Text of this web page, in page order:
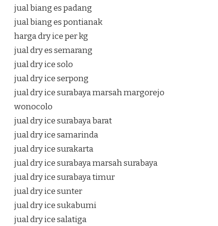
jual biang es padang
jual biang es pontianak
harga dry ice per kg
jual dry es semarang
jual dry ice solo
jual dry ice serpong
jual dry ice surabaya marsah margorejo
wonocolo
jual dry ice surabaya barat
jual dry ice samarinda
jual dry ice surakarta
jual dry ice surabaya marsah surabaya
jual dry ice surabaya timur
jual dry ice sunter
jual dry ice sukabumi
jual dry ice salatiga